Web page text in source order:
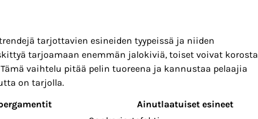
tarjottavien esineiden tyypeissä ja niiden
tarjoamaan enemmän jalokiviä, toiset voivat
vaihtelu pitää pelin tuoreena ja kannustaa pelaajia
on tarjolla.
Ainutlaatuiset esineet